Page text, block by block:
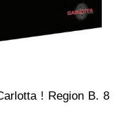
! Region B. 8